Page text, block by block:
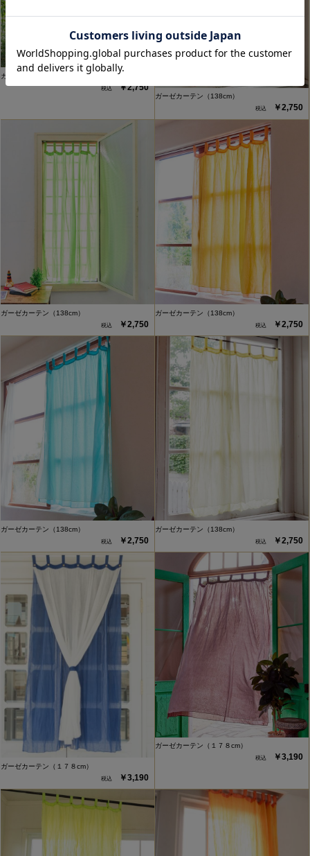
ガーゼカーテン（138cm）
￥2,750
ガーゼカーテン（138cm）
￥2,750
ガーゼカーテン（138cm）
￥2,750
ガーゼカーテン（138cm）
￥2,750
ガーゼカーテン（138cm）
￥2,750
ガーゼカーテン（138cm）
￥2,750
ガーゼカーテン（１７８cm）
￥3,190
ガーゼカーテン（１７８cm）
￥3,190